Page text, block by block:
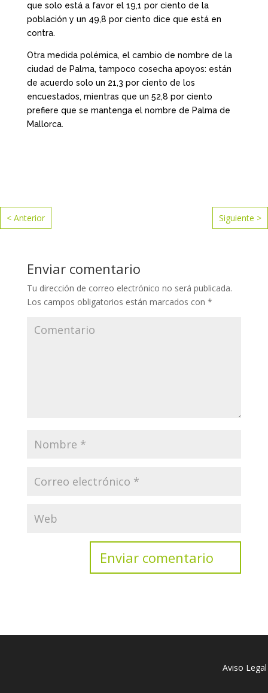
que solo está a favor el 19,1 por ciento de la
población y un 49,8 por ciento dice que está en
contra.
Otra medida polémica, el cambio de nombre de la
ciudad de Palma, tampoco cosecha apoyos: están
de acuerdo solo un 21,3 por ciento de los
encuestados, mientras que un 52,8 por ciento
prefiere que se mantenga el nombre de Palma de
Mallorca.
< Anterior Siguiente >
Enviar comentario
Tu dirección de correo electrónico no será publicada.
Los campos obligatorios están marcados con *
Aviso Legal